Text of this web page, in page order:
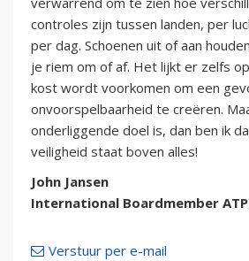
controles zijn tussen landen, per
per dag. Schoenen uit of aan
je riem om of af. Het lijkt er zelfs
kost wordt voorkomen om een
onvoorspelbaarheid te creëren.
onderliggende doel is, dan ben ik
veiligheid staat boven alles!
John Jansen
International Boardmember
Verstuur per e-mail